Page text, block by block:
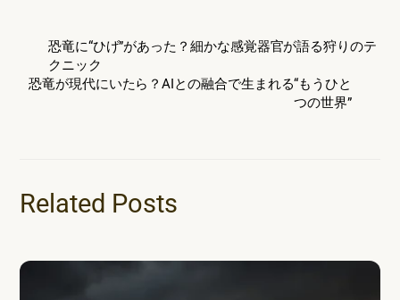
恐竜に“ひげ”があった？細かな感覚器官が語る狩りのテ
クニック
恐竜が現代にいたら？AIとの融合で生まれる“もうひと
つの世界”
Related Posts